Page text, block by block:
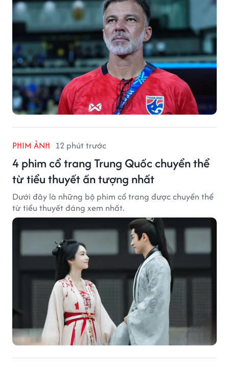
PHIM ẢNH 12 phút trước
4 phim cổ trang Trung Quốc chuyển thể
từ tiểu thuyết ấn tượng nhất
Dưới đây là những bộ phim cổ trang được chuyển thể
từ tiểu thuyết đáng xem nhất.